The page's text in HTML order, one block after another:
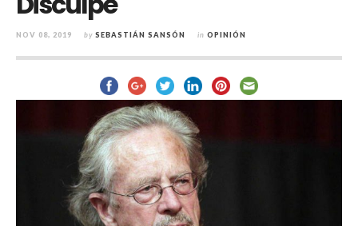
NOV 08, 2019 by SEBASTIÁN SANSÓN in OPINIÓN